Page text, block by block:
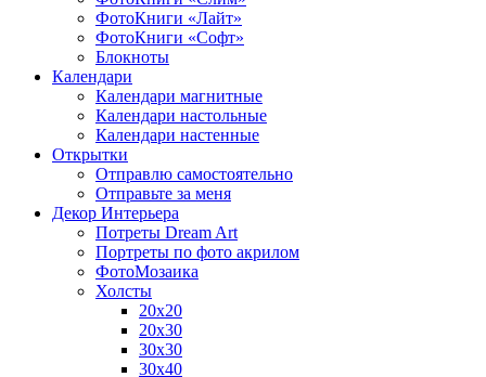
ФотоКниги «Лайт»
ФотоКниги «Софт»
Блокноты
Календари
Календари магнитные
Календари настольные
Календари настенные
Открытки
Отправлю самостоятельно
Отправьте за меня
Декор Интерьера
Потреты Dream Art
Портреты по фото акрилом
ФотоМозаика
Холсты
20х20
20х30
30х30
30х40